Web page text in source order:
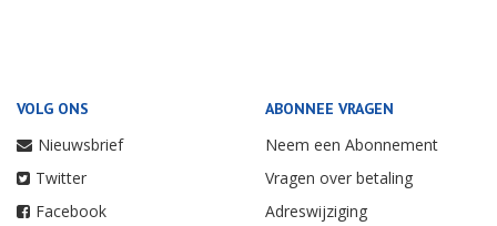
VOLG ONS
Nieuwsbrief
Twitter
Facebook
ABONNEE VRAGEN
Neem een Abonnement
Vragen over betaling
Adreswijziging